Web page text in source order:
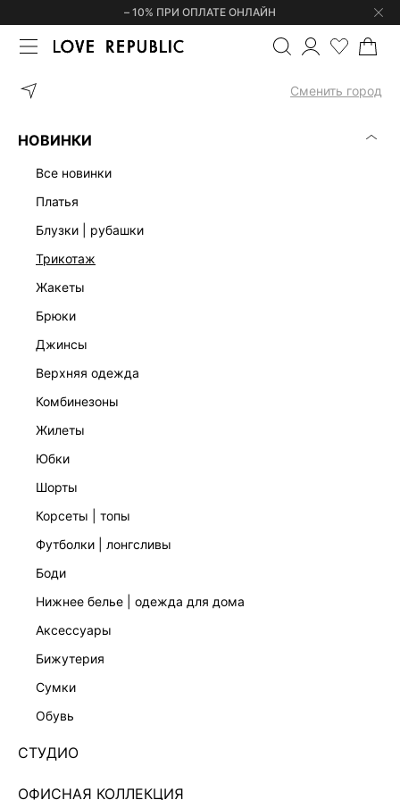
– 10% ПРИ ОПЛАТЕ ОНЛАЙН
Сменить город
НОВИНКИ
все новинки
платья
блузки | рубашки
трикотаж
жакеты
брюки
джинсы
верхняя одежда
комбинезоны
жилеты
юбки
шорты
корсеты | топы
футболки | лонгсливы
боди
нижнее белье | одежда для дома
аксессуары
бижутерия
сумки
обувь
СТУДИО
ОФИСНАЯ КОЛЛЕКЦИЯ
ГЛАВНАЯ ФУТБОЛКИ | ЛОНГСЛИВЫ ФУТБОЛКА
4452107317-50